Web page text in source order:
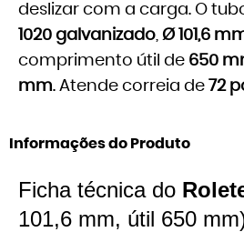
deslizar com a carga. O
1020 galvanizado, Ø 101,6
comprimento útil de 650
mm. Atende correia de 72
Informações do Produto
Ficha técnica do
101,6 mm, útil 650